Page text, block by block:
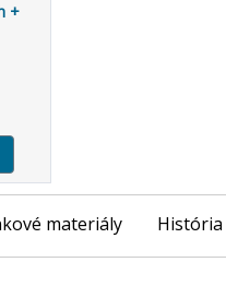
+
(24
materiály História